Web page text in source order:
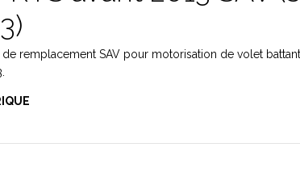
remplacement SAV pour motorisation de volet